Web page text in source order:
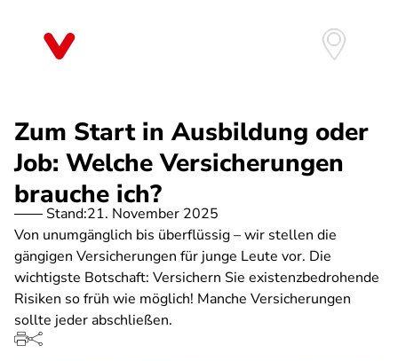
Zum Start in Ausbildung oder
Job: Welche Versicherungen
brauche ich?
Stand:21. November 2025
Von unumgänglich bis überflüssig – wir stellen die
gängigen Versicherungen für junge Leute vor. Die
wichtigste Botschaft: Versichern Sie existenzbedrohende
Risiken so früh wie möglich! Manche Versicherungen
sollte jeder abschließen.